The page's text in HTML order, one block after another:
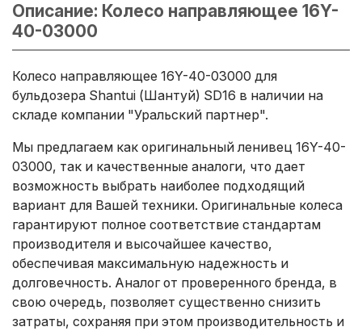
Описание: Колесо направляющее 16Y-
40-03000
Колесо направляющее 16Y-40-03000 для
бульдозера Shantui (Шантуй) SD16 в наличии на
складе компании "Уральский партнер".
Мы предлагаем как оригинальный ленивец 16Y-40-
03000, так и качественные аналоги, что дает
возможность выбрать наиболее подходящий
вариант для Вашей техники. Оригинальные колеса
гарантируют полное соответствие стандартам
производителя и высочайшее качество,
обеспечивая максимальную надежность и
долговечность. Аналог от проверенного бренда, в
свою очередь, позволяет существенно снизить
затраты, сохраняя при этом производительность и